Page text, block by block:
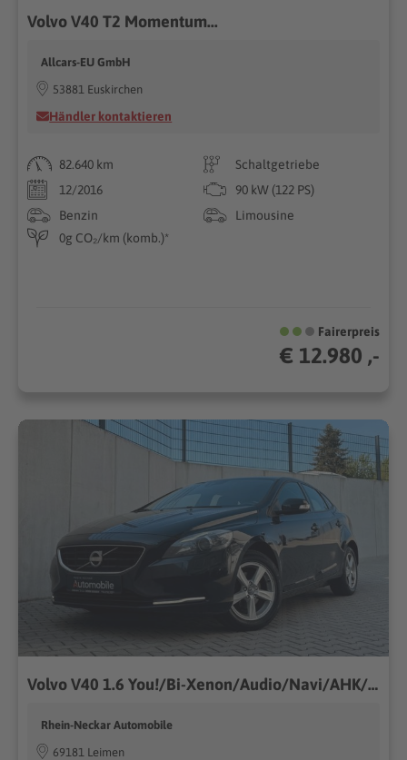
Volvo V40 T2 Momentum...
Allcars-EU GmbH
53881 Euskirchen
Händler kontaktieren
82.640 km
Schaltgetriebe
12/2016
90 kW (122 PS)
Benzin
Limousine
0g CO₂/km (komb.)*
Fairerpreis
€ 12.980 ,-
Volvo V40 1.6 You!/Bi-Xenon/Audio/Navi/AHK/Ambiente
Rhein-Neckar Automobile
69181 Leimen